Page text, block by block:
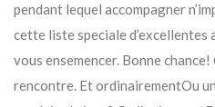
pendant lequel accompagner
cette liste speciale
vous ensemencer. Bonne chance!
rencontre. Et ordinairementOu